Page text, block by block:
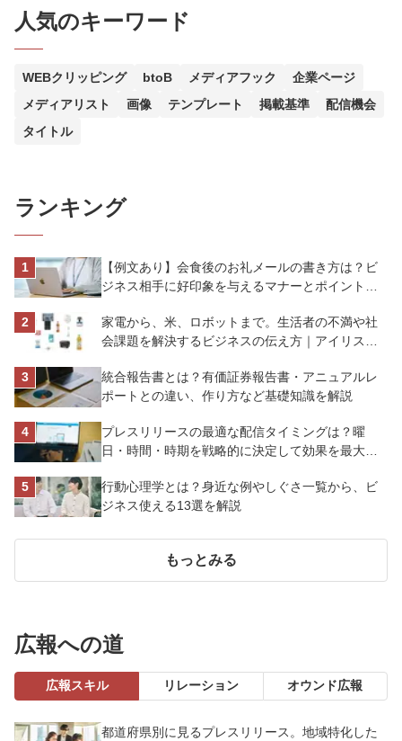
人気のキーワード
WEBクリッピング btoB メディアフック
企業ページ
メディアリスト
画像 テンプレート 掲載基準
配信機会
タイトル
ランキング
【例文あり】会食後のお礼メールの書き方は？ビ
ジネス相手に好印象を与えるマナーとポイントを
家電から、米、ロボットまで。生活者の不満や社
会課題を解決するビジネスの伝え方｜アイリスオ
統合報告書とは？有価証券報告書・アニュアルレ
ポートとの違い、作り方など基礎知識を解説
プレスリリースの最適な配信タイミングは？曜
日・時間・時期を戦略的に決定して効果を最大化
行動心理学とは？身近な例やしぐさ一覧から、ビ
ジネス使える13選を解説
もっとみる
広報への道
広報スキル リレーション オウンド広報
都道府県別に見るプレスリリース。地域特化した